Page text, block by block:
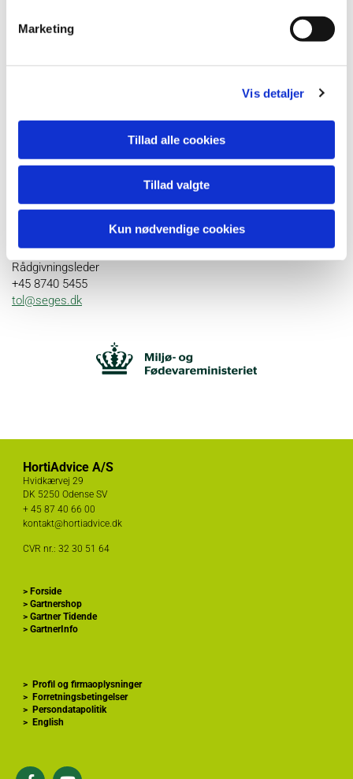
Marketing
Vis detaljer
Tillad alle cookies
Tillad valgte
Kun nødvendige cookies
Thomas Skovgaard Lund
Rådgivningsleder
+45 8740 5455
tol@seges.dk
HortiAdvice A/S
Hvidkærvej 29
DK 5250 Odense SV
+ 45 87 40 66 00
kontakt@hortiadvice.dk
CVR nr.: 32 30 51 64
> Forside
> Gartnershop
> Gartner Tidende
> GartnerInfo
> Profil og firmaoplysninger
> Forretningsbetingelser
> Persondatapolitik
> English